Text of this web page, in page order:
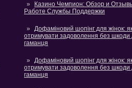
Казино Чемпион: Обзор и
Работе Службы Поддержки
Дофаміновий шопінг для жінок:
отримувати задоволення без шкоди
гаманця
Дофаміновий шопінг для жінок:
отримувати задоволення без шкоди
гаманця